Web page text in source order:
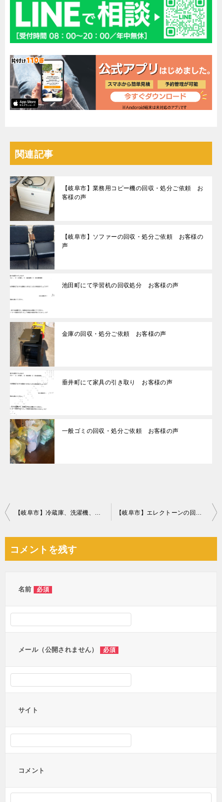
関連記事
【岐阜市】業務用コピー機の回収・処分ご依頼 お
客様の声
【岐阜市】ソファーの回収・処分ご依頼 お客様の
声
池田町にて学習机の回収処分 お客様の声
金庫の回収・処分ご依頼 お客様の声
垂井町にて家具の引き取り お客様の声
一般ゴミの回収・処分ご依頼 お客様の声
投
ビ
【岐阜市】冷蔵庫、洗濯機、鞄掛け、ゴミ箱の回収・処分ご依頼 【岐阜市】エレクトーンの回収・処分ご依頼 お客様の声
コメントを残す
名前 必須
メール（公開されません） 必須
サイト
コメント